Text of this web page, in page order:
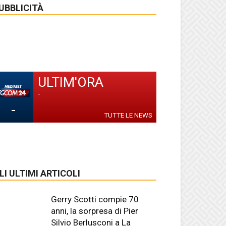
-
ULTIM'ORA
-
TUTTE LE NEWS
ULTIMI ARTICOLI
Gerry Scotti compie 70
anni, la sorpresa di Pier
Silvio Berlusconi a La